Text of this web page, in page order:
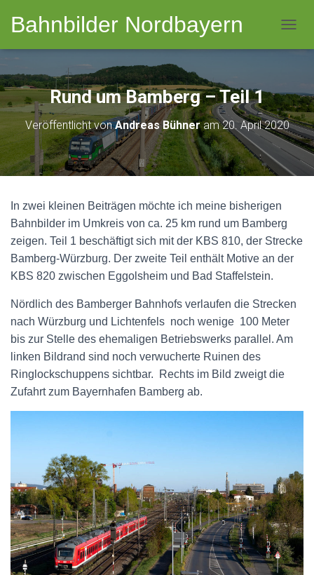
Bahnbilder Nordbayern
Rund um Bamberg – Teil 1
Veröffentlicht vonAndreas Bühneram20. April 2020
In zwei kleinen Beiträgen möchte ich meine bisherigen
Bahnbilder im Umkreis von ca. 25 km rund um Bamberg
zeigen. Teil 1 beschäftigt sich mit der KBS 810, der Strecke
Bamberg-Würzburg. Der zweite Teil enthält Motive an der
KBS 820 zwischen Eggolsheim und Bad Staffelstein.
Nördlich des Bamberger Bahnhofs verlaufen die Strecken
nach Würzburg und Lichtenfels noch wenige 100 Meter
bis zur Stelle des ehemaligen Betriebswerks parallel. Am
linken Bildrand sind noch verwucherte Ruinen des
Ringlockschuppens sichtbar. Rechts im Bild zweigt die
Zufahrt zum Bayernhafen Bamberg ab.